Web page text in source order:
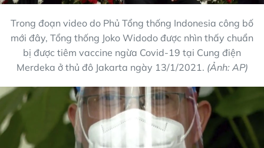
Trong đoạn video do Phủ Tổng thống Indonesia công bố
mới đây, Tổng thống Joko Widodo được nhìn thấy chuẩn
bị được tiêm vaccine ngừa Covid-19 tại Cung điện
Merdeka ở thủ đô Jakarta ngày 13/1/2021. (Ảnh: AP)